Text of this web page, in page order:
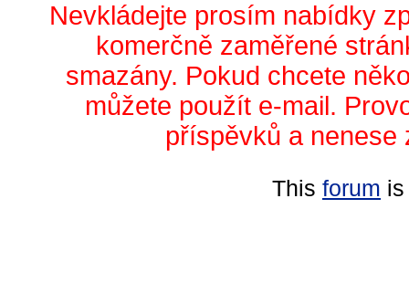
Nevkládejte prosím nabídky
komerčně zaměřené
smazány. Pokud chcete
můžete použít e-mail.
příspěvků a nenese
This forum